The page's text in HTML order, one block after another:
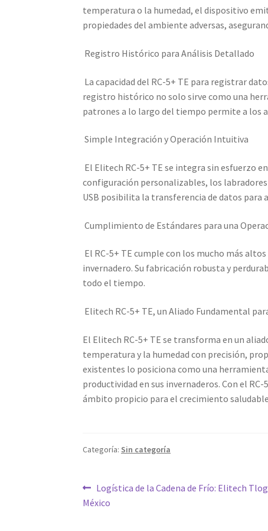
temperatura o la humedad, el dispositivo
propiedades del ambiente adversas,
Registro Histórico para Análisis Detallado
La capacidad del RC-5+ TE para registrar
registro histórico no solo sirve como una
patrones a lo largo del tiempo permite a los
Simple Integración y Operación Intuitiva
El Elitech RC-5+ TE se integra sin esfuerzo
configuración personalizables, los
USB posibilita la transferencia de datos
Cumplimiento de Estándares para una
El RC-5+ TE cumple con los mucho más
invernadero. Su fabricación robusta y
todo el tiempo.
Elitech RC-5+ TE, un Aliado Fundamental
El Elitech RC-5+ TE se transforma en un
temperatura y la humedad con precisión,
existentes lo posiciona como una
productividad en sus invernaderos. Con el
ámbito propicio para el crecimiento
Categoría: Sin categoría
Navegación
de
Entrada
anterior:
Logística de la Cadena de Frío: Elitech
México